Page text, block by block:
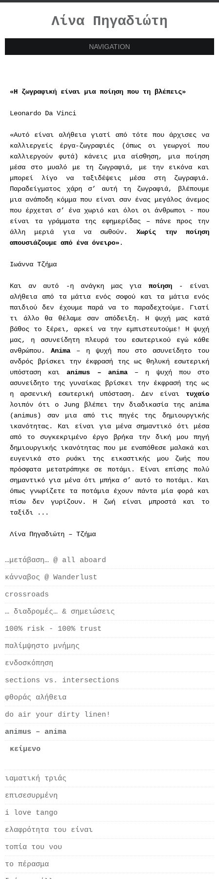
Λίνα Πηγαδιώτη
NAVIGATION
«Η ζωγραφική είναι μια ποίηση που τη βλέπεις»
Leonardo Da Vinci
«Αυτό είναι αλήθεια γιατί από τότε που άρχισες να
καλλιεργείς έργα-ζωγραφιές (όπως οι γεωργοί που
καλλιεργούν φυτά) κάνεις μια αίσθηση, μια ποίηση
μέσα στο μυαλό με τη ζωγραφιά, με την εικόνα και
μπορεί λίγο να ταξιδέψεις μέσα στη ζωγραφιά.
Παραδείγματος χάρη σ’ αυτή τη ζωγραφιά, βλέπουμε
μια ανάποδη κόμμα που είναι σαν ένας μεγάλος άνεμος
που έρχεται σ’ ένα χωριό και όλοι οι άνθρωποι - που
είναι τα γράμματα της εφημερίδας – πάνε προς την
άλλη μεριά για να σωθούν.Χωρίς την ποίηση
απουσιάζουμε από ένα όνειρο».
Ιωάννα Τζήμα
Και αν αυτό -η ανάγκη μας για ποίηση
- είναι
αλήθεια από τα μάτια ενός σοφού και τα μάτια ενός
παιδιού δεν έχουμε παρά να το παραδεχτούμε. Γιατί
τι άλλο θα θέλαμε σαν απόδειξη. Η ψυχή μας κατά
βάθος το ξέρει, αρκεί να την εμπιστευτούμε! Η ψυχή
μας, η ασυνείδητη πλευρά του εσωτερικού εγώ κάθε
ανθρώπου. Αnima – η ψυχή που στο ασυνείδητο του
ανδρός βρίσκει την έκφρασή της ως θηλυκή εσωτερική
υπόσταση καιanimus – anima– η ψυχή που στο
ασυνείδητο της γυναίκας βρίσκει την έκφρασή της ως
η αρσενική εσωτερική υπόσταση. Δεν είναι τυχαίο
λοιπόν ότι ο Jung βλέπει την διαδικασία της anima
(animus) σαν μια από τις πηγές της δημιουργικής
ικανότητας. Και είναι για μένα σημαντικό ότι μέσα
από το συγκεκριμένο έργο βρήκα την δική μου πηγή
δημιουργικής ικανότητας που με εναπόθεσε μαλακά και
ευγενικά στο ρυάκι της εικαστικής μου ζωής που
πρόσφατα μετατράπηκε σε ποτάμι. Είναι επίσης πολύ
σημαντικό για μένα ότι μπήκα σ’ αυτό το ποτάμι. Και
όπως γνωρίζετε τα ποτάμια έχουν πάντα μία φορά και
πίσω δεν γυρίζουν. Η ζωή είναι μπροστά και το
ταξίδι ...
Λίνα Πηγαδιώτη – Τζήμα
…μετάβαση… @ all aboard
κάνναβος @ Wanderlust
crossroads
… διαδρομές… & σημειώσεις
100% risk - 100% trust
παλίμψηστο μνήμης
ενδοσκόπηση
sections vs. intersections
φθοράς αλήθεια
do air your dirty linen!
animus – anima
κείμενο
ιαματική τριάς
επισεσυρμένη
i love tango
ελαφρότητα του είναι
τοπία του νου
το πέρασμα